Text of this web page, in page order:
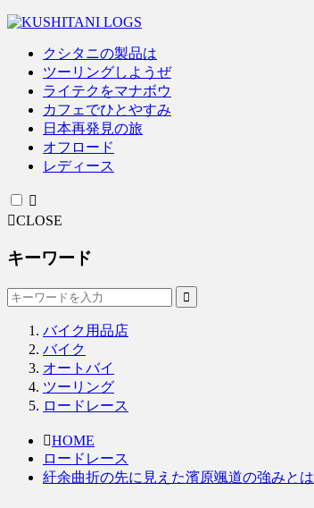
クシタニの製品は
ツーリングしようぜ
ライテクをマナボウ
カフェでひとやすみ
日本再発見の旅
オフロード
レディース
CLOSE
キーワード
バイク用品店
バイク
オートバイ
ツーリング
ロードレース
HOME
ロードレース
紆余曲折の先に見えた濱原颯道の強みとは